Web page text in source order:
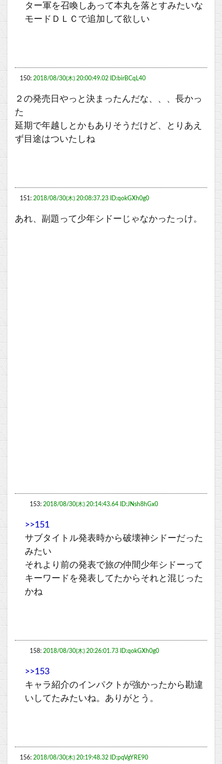
ター軍を召喚しあって本丸を落とすみたいな
モードＤＬＣで追加して欲しい
150: 2018/08/30(木) 20:00:49.02 ID:birBCqL40
２の発売日やっと決まったんだな、、、長かっ
た
延期で年越しとかもありそうだけど、とりあえ
ず目途はついたしね
151: 2018/08/30(木) 20:08:37.23 ID:qokGXh0g0
あれ、副題って少年シドーじゃなかったっけ。
153: 2018/08/30(木) 20:14:43.64 ID:JNsh8hGx0
>>151
サブタイトル発表時から破壊神シドーだった
みたい
それより前の発表で旅の仲間少年シドーって
キーワードを発表してたからそれと混じった
かね
158: 2018/08/30(木) 20:26:01.73 ID:qokGXh0g0
>>153
キャラ紹介のインパクトが強かったから勘違
いしてたみたいね。ありがとう。
156: 2018/08/30(木) 20:19:48.32 ID:pqVgYRE90